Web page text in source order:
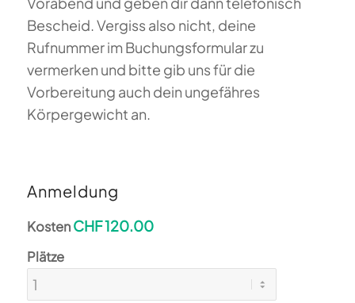
Bescheid. Vergiss also nicht, deine
Rufnummer im Buchungsformular zu
vermerken und bitte gib uns für die
Vorbereitung auch dein ungefähres
Körpergewicht an.
Anmeldung
KostenCHF 120.00
Plätze